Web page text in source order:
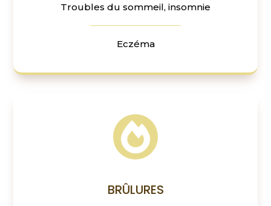
Troubles du sommeil, insomnie
Eczéma

BRÛLURES